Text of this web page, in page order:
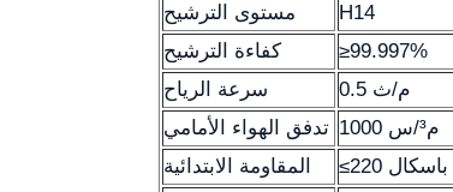
مستوى الترشيح
H14
كفاءة الترشيح
≥99.997%
سرعة الرياح
0.5 م/ث
تدفق الهواء الأمامي
1000 م³/س
المقاومة الابتدائية
≤220 باسكال